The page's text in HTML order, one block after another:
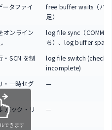
ータファイ
free buffer waits（バ
足）
オンライン
log file sync（COMMIT
ち）、log buffer space
・SCN を制
log file switch
incomplete)
・一時セグ
—
バック・リ
—
できます